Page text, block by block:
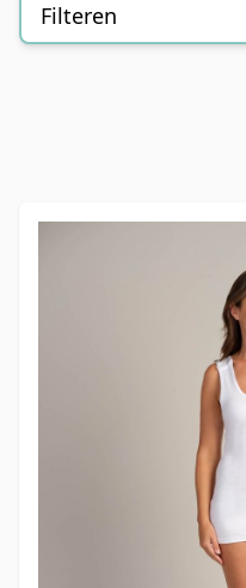
Filteren